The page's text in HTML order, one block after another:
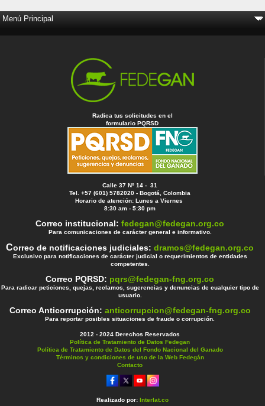
Radica tus solicitudes en el
formulario PQRSD
Calle 37 Nº 14 - 31
Tel. +57 (601) 5782020 - Bogotá, Colombia
Horario de atención: Lunes a Viernes
8:30 am - 5:30 pm
Correo institucional:fedegan@fedegan.org.co
Para comunicaciones de carácter general e informativo.
Correo de notificaciones judiciales:dramos@fedegan.org.co
Exclusivo para notificaciones de carácter judicial o requerimientos de entidades
competentes.
Correo PQRSD: pqrs@fedegan-fng.org.co
Para radicar peticiones, quejas, reclamos, sugerencias y denuncias de cualquier tipo de
usuario.
Correo Anticorrupción: anticorrupcion@fedegan-fng.org.co
Para reportar posibles situaciones de fraude o corrupción.
2012 - 2024 Derechos Reservados
Política de Tratamiento de Datos Fedegan
Política de Tratamiento de Datos del Fondo Nacional del Ganado
Términos y condiciones de uso de la Web Fedegán
Contacto
Realizado por: Interlat.co